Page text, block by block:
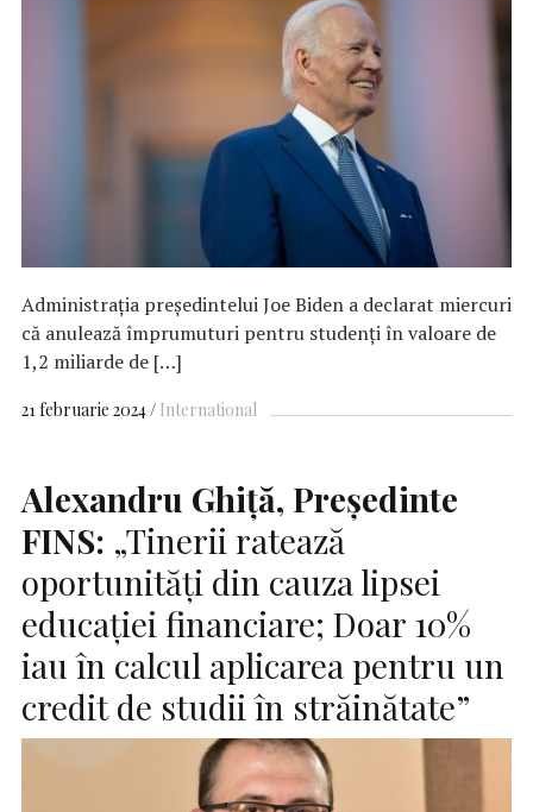
Administrația președintelui Joe Biden a declarat miercuri
că anulează împrumuturi pentru studenți în valoare de
1,2 miliarde de […]
21 februarie 2024 International
Alexandru Ghiță, Președinte
FINS: „Tinerii ratează
oportunități din cauza lipsei
educației financiare; Doar 10%
iau în calcul aplicarea pentru un
credit de studii în străinătate”